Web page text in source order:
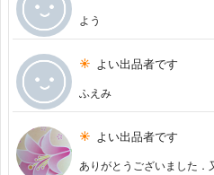
よう
よい出品者です
ふえみ
よい出品者です
ありがとうございました．